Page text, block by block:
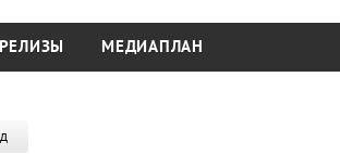
РЕЛИЗЫ МЕДИАПЛАН